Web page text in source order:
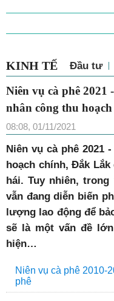
KINH TẾ Đầu tư
Niên vụ cà phê
cho nhân công
08:08, 01/11/2021
Niên vụ cà phê 2021
hoạch chính, Đắk
hái. Tuy nhiên, trong
vẫn đang diễn biến
lượng lao động để
sẽ là một vấn đề
hiện…
Niên vụ cà phê 2010-
phê